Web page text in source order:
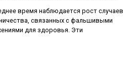
время наблюдается рост случаев
связанных с фальшивыми
для здоровья. Эти